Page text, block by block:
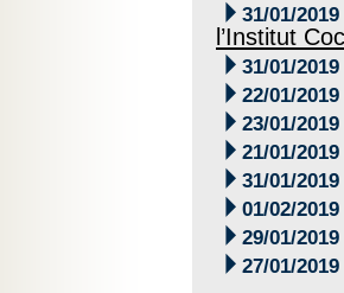
 31/01/2019
l’Institut
 31/01/2019
 22/01/2019
 23/01/2019
 21/01/2019
 31/01/2019
 01/02/2019
 29/01/2019
 27/01/2019